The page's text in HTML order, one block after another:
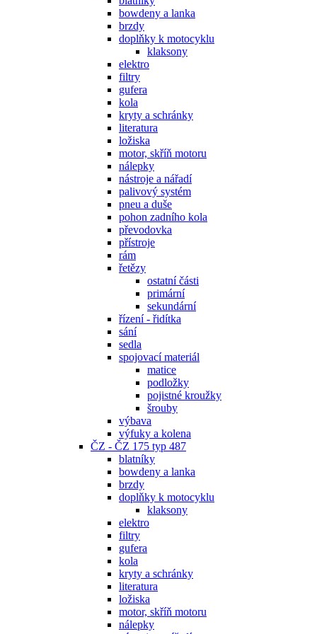
bowdeny a lanka
brzdy
doplňky k motocyklu
klaksony
elektro
filtry
gufera
kola
kryty a schránky
literatura
ložiska
motor, skříň motoru
nálepky
nástroje a nářadí
palivový systém
pneu a duše
pohon zadního kola
převodovka
přístroje
rám
řetězy
ostatní části
primární
sekundární
řízení - řidítka
sání
sedla
spojovací materiál
matice
podložky
pojistné kroužky
šrouby
výbava
výfuky a kolena
ČZ - ČZ 175 typ 487
blatníky
bowdeny a lanka
brzdy
doplňky k motocyklu
klaksony
elektro
filtry
gufera
kola
kryty a schránky
literatura
ložiska
motor, skříň motoru
nálepky